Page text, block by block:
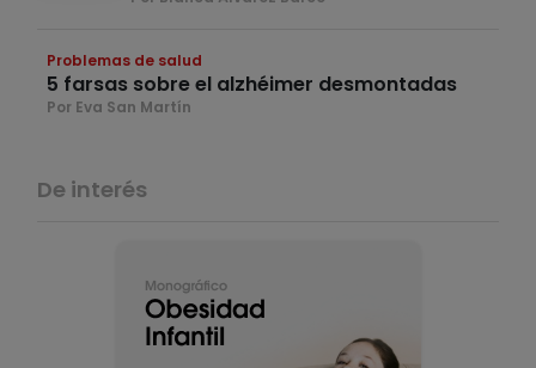
Problemas de salud
5 farsas sobre el alzhéimer desmontadas
Por Eva San Martín
De interés